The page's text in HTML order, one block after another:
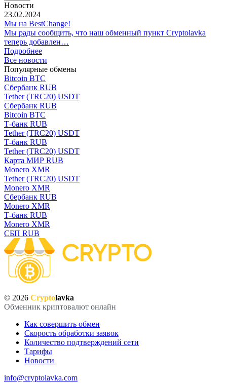
Новости
23.02.2024
Мы на BestChange!
Мы рады сообщить, что наш обменный пункт Cryptolavka
теперь добавлен…
Подробнее
Все новости
Популярные обмены
Bitcoin BTC
Сбербанк RUB
Tether (TRC20) USDT
Сбербанк RUB
Bitcoin BTC
Т-банк RUB
Tether (TRC20) USDT
Т-банк RUB
Tether (TRC20) USDT
Карта МИР RUB
Monero XMR
Tether (TRC20) USDT
Monero XMR
Сбербанк RUB
Monero XMR
Т-банк RUB
Monero XMR
СБП RUB
© 2026 Cryptolavka
Обменник криптовалют онлайн
Как совершить обмен
Скорость обработки заявок
Количество подтверждений сети
Тарифы
Новости
info@cryptolavka.com